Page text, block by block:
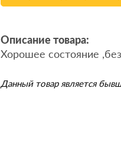
Описание товара:
Хорошее состояние
Данный товар является